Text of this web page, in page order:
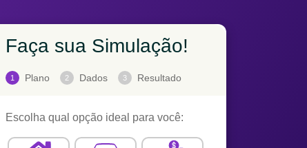
Faça sua Simulação!
1 Plano 2 Dados 3 Resultado
Escolha qual opção ideal para você: